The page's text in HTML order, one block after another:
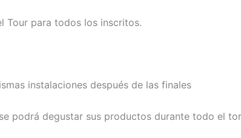
Tour para todos los inscritos.
instalaciones después de las finales
podrá degustar sus productos durante todo el